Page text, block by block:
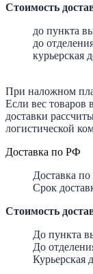
Стоимость
до пункта
до
курьерская
При наложном
Если вес товаров
доставки
логистической
Доставка по РФ
Доставка
Срок
Стоимость
До пункта
До
Курьерская